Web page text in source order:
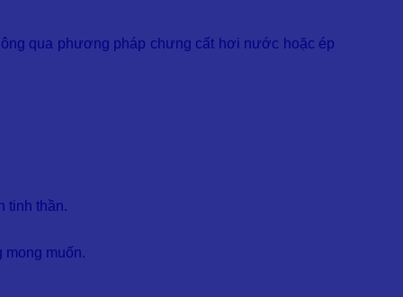
qua phương pháp chưng cất hơi nước hoặc ép
tinh thần.
muốn.